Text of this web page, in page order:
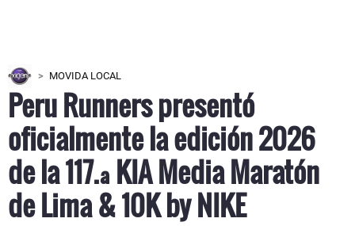
MOVIDA LOCAL
Peru Runners presentó
oficialmente la edición 2026
de la 117.ª KIA Media Maratón
de Lima & 10K by NIKE